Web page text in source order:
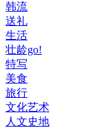
韩流
送礼
生活
壮龄go!
特写
美食
旅行
文化艺术
人文史地